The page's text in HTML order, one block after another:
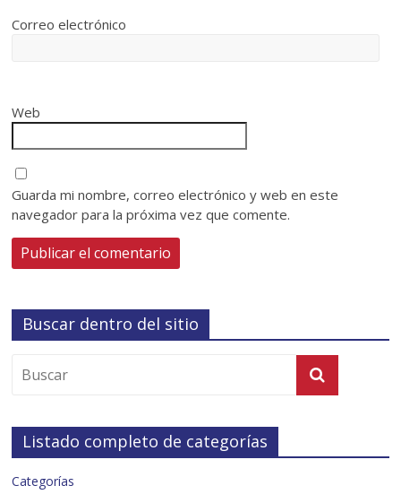
Correo electrónico
Web
Guarda mi nombre, correo electrónico y web en este
navegador para la próxima vez que comente.
Buscar dentro del sitio
Listado completo de categorías
Categorías